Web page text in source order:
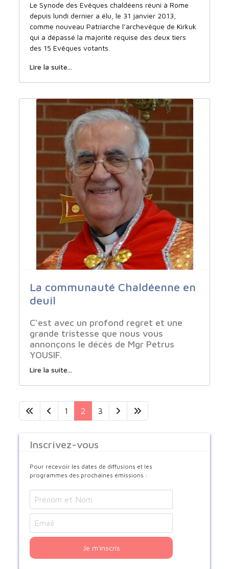
Le Synode des Evêques chaldéens réuni à Rome
depuis lundi dernier a élu, le 31 janvier 2013,
comme nouveau Patriarche l’archevêque de Kirkuk
qui a dépassé la majorité requise des deux tiers
des 15 Evêques votants.
Lire la suite...
La communauté Chaldéenne en
deuil
C'est avec un profond regret et une
grande tristesse que nous vous
annonçons le décès de Mgr Petrus
YOUSIF.
Lire la suite...
1 2 3
Inscrivez-vous
Pour recevoir les dates de diffusions et les
programmes des prochaines émissions :
Je m'inscris